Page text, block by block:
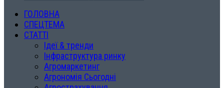
ГОЛОВНА
СПЕЦТЕМА
СТАТТІ
Ідеї & тренди
Інфраструктура ринку
Агромаркетинг
Агрономія Сьогодні